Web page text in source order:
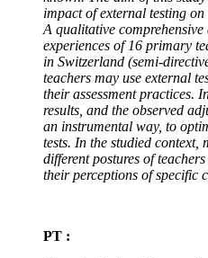
impact of external testing on
A qualitative
experiences of 16 primary
in Switzerland (semi-
teachers may use external
their assessment practices.
results, and the observed
an instrumental way, to
tests. In the studied context,
different postures of
their perceptions of specific
PT :